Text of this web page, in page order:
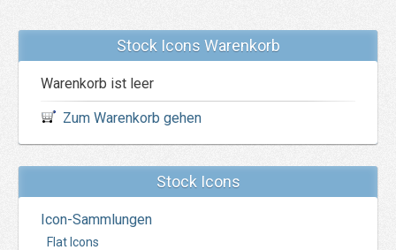
Stock Icons Warenkorb
Warenkorb ist leer
Zum Warenkorb gehen
Stock Icons
Icon-Sammlungen
Flat Icons